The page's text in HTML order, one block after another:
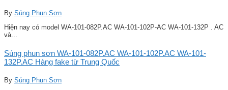
By Súng Phun Sơn
Hiện nay có model WA-101-082P.AC WA-101-102P-AC WA-101-132P . AC
và...
Súng phun sơn WA-101-082P.AC WA-101-102P.AC WA-101-
132P.AC Hàng fake từ Trung Quốc
By Súng Phun Sơn